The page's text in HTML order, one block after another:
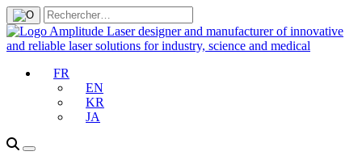
FR
EN
KR
JA